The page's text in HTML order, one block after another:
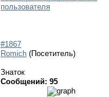
#1867
Romich (Посетитель)
Знаток
Сообщений: 95